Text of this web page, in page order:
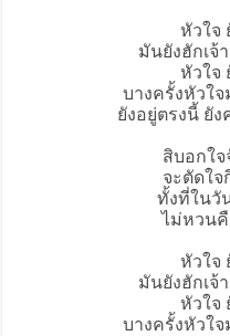
หัวใจ
มันยังฮักเจ้
หัวใจ
บางครั้งหัวใจ
ยังอยู่ตรงนี้ ยัง
สิบอกใจ
จะตัดใจ
ทั้งที่ในวั
ไม่หวน
หัวใจ
มันยังฮักเจ้
หัวใจ
บางครั้งหัวใจ